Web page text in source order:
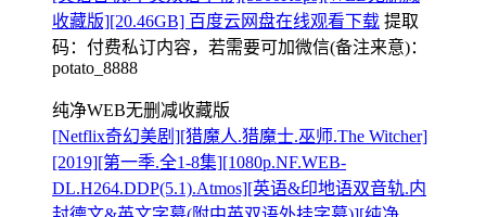
收藏版][20.46‬GB] 百度云网盘在线观看下载 提取
码： 付费私订内容，若需要可加微信(备注来意)：
potato_8888
纯净WEB无删减收藏版
[Netflix奇幻美剧][猎魔人.猎魔士.巫师.The Witcher]
[2019][第一季.全1-8集][1080p.NF.WEB-
DL.H264.DDP(5.1).Atmos][英语&印地语双音轨.内